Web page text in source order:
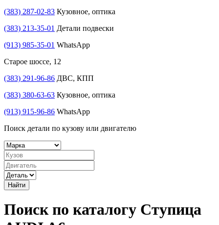
(383) 287-02-83 Кузовное, оптика
(383) 213-35-01 Детали подвески
(913) 985-35-01 WhatsApp
Старое шоссе, 12
(383) 291-96-86 ДВС, КПП
(383) 380-63-63 Кузовное, оптика
(913) 915-96-86 WhatsApp
Поиск детали по кузову или двигателю
Найти
Поиск по каталогу Ступица